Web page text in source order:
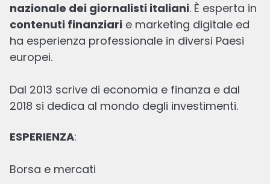
nazionale dei giornalisti italiani. È esperta in
contenuti finanziari e marketing digitale ed
ha esperienza professionale in diversi Paesi
europei.
Dal 2013 scrive di economia e finanza e dal
2018 si dedica al mondo degli investimenti.
ESPERIENZA:
Borsa e mercati
Le ultime diFrancesca
NFT: cosa sono, come funzionano, come